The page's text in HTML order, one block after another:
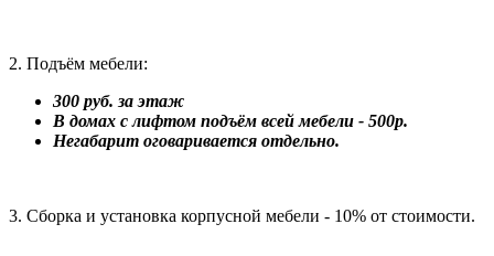
2. Подъём мебели:
300 руб. за этаж
В домах с лифтом подъём всей мебели - 500р.
Негабарит оговаривается отдельно.
3. Сборка и установка корпусной мебели - 10% от стоимости.